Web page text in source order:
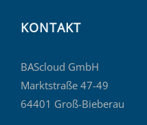
KONTAKT
BAScloud GmbH
Marktstraße 47-49
64401 Groß-Bieberau